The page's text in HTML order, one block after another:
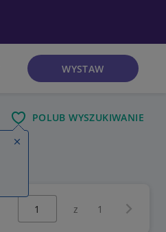
WYSTAW
POLUB WYSZUKIWANIE
Wybierz stronę:
z 1
Zamknij wskazówkę